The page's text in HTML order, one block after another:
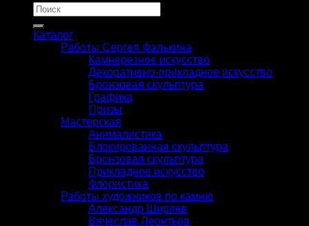
Искать:
Каталог
Работы Сергея Фалькина
Камнерезное искусство
Декоративно-прикладное искусство
Бронзовая скульптура
Графика
Призы
Мастерская
Анималистика
Блокированная скульптура
Бронзовая скульптура
Прикладное искусство
Флористика
Работы художников по камню
Александр Ширяев
Вячеслав Леонтьев